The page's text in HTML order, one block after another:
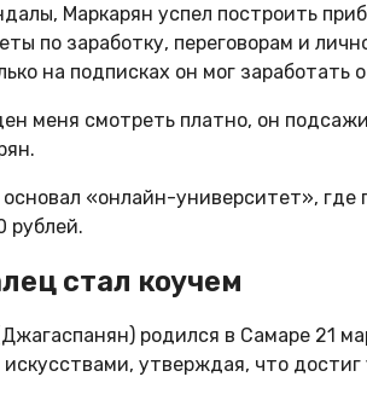
Маркарян успел построить
по заработку, переговорам и
на подписках он мог заработать
меня смотреть платно, он
основал «онлайн-университет»,
рублей.
стал коучем
родился в Самаре 21
утверждая, что